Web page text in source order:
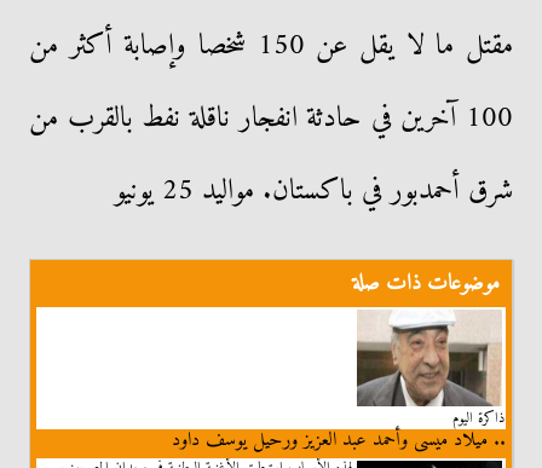
مقتل ما لا يقل عن 150 شخصا وإصابة أكثر من
100 آخرين في حادثة انفجار ناقلة نفط بالقرب من
شرق أحمدبور في باكستان. مواليد 25 يونيو
موضوعات ذات صلة
ذاكرة اليوم
.. ميلاد ميسى وأحمد عبد العزيز ورحيل يوسف داود